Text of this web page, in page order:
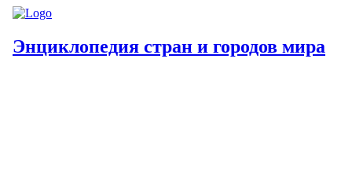
Энциклопедия стран и городов мира